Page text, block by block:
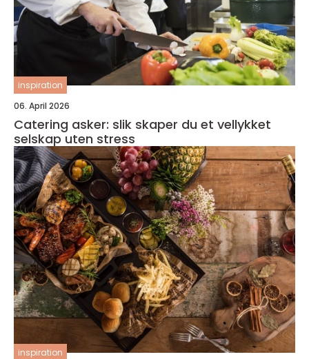
inspiration
06. April 2026
Catering asker: slik skaper du et vellykket
selskap uten stress
inspiration